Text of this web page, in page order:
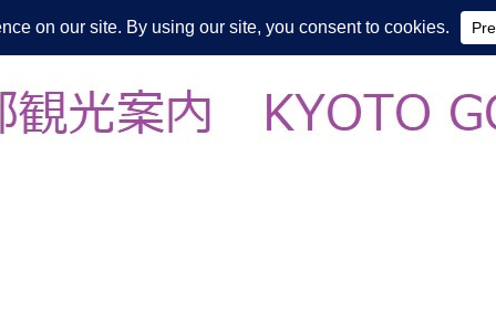
皆様の知らない京都をご案内/ THE MOST FASCINATING KYOTO,